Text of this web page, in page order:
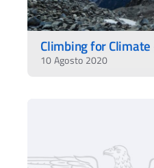
Climbing for
10 Agosto 2020